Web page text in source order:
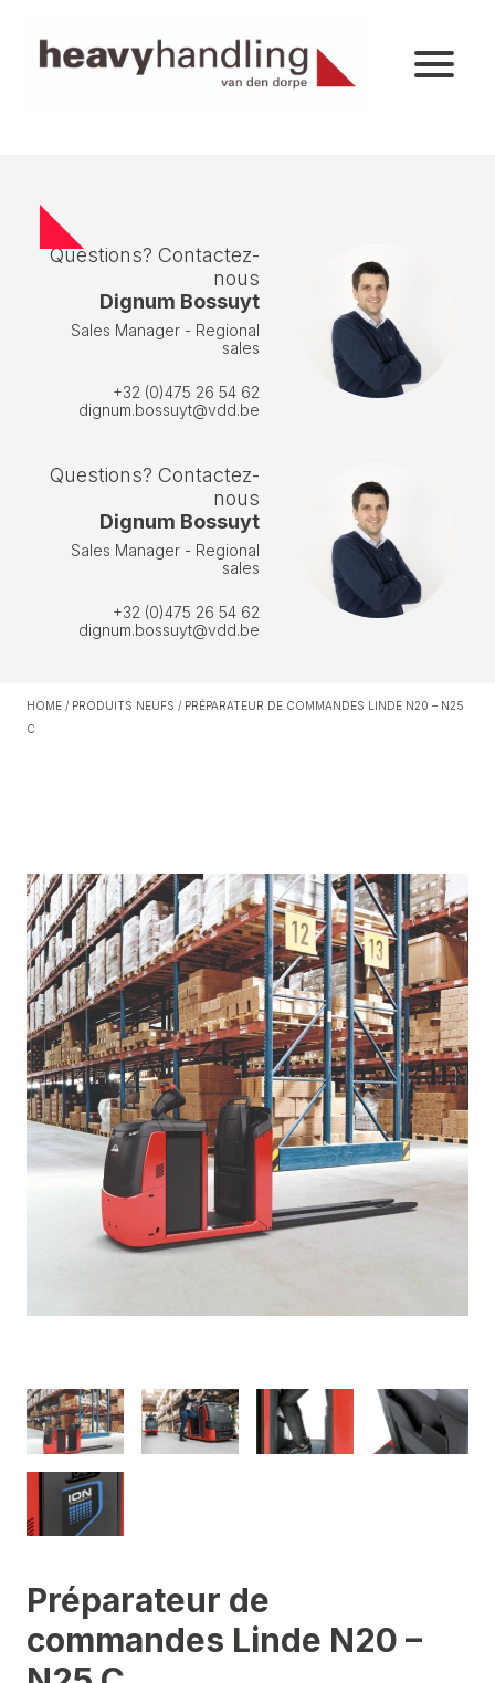
Questions? Contactez-
nous
Dignum Bossuyt
Sales Manager - Regional
sales
+32 (0)475 26 54 62
dignum.bossuyt@vdd.be
Questions? Contactez-
nous
Dignum Bossuyt
Sales Manager - Regional
sales
+32 (0)475 26 54 62
dignum.bossuyt@vdd.be
HOME / PRODUITS NEUFS / PRÉPARATEUR DE COMMANDES LINDE N20 – N25
C
Préparateur de
commandes Linde N20 –